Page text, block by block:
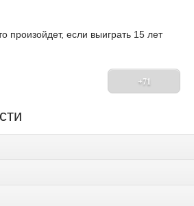
произойдет, если выиграть 15 лет
+71